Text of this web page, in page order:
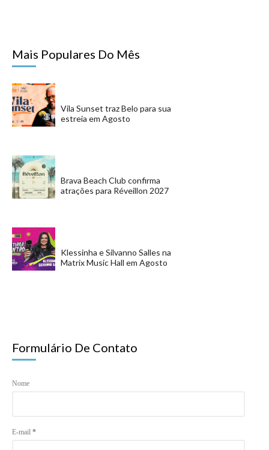
Mais Populares Do Mês
Vila Sunset traz Belo para sua
estreia em Agosto
Brava Beach Club confirma
atrações para Réveillon 2027
Klessinha e Silvanno Salles na
Matrix Music Hall em Agosto
Formulário De Contato
Nome
E-mail *